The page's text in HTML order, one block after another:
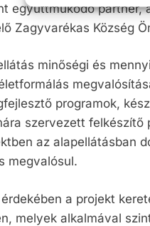
együttműködő partner,
Zagyvarékas Község
minőségi és
programok,
szervezett
az alapellátásban
megvalósul.
a projekt
melyek alkalmával